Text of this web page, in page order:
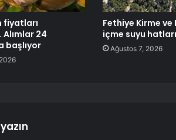
fiyatları
Alımlar 24
başlıyor
Fethiye Kirme ve
içme suyu
Ağustos 7, 2026